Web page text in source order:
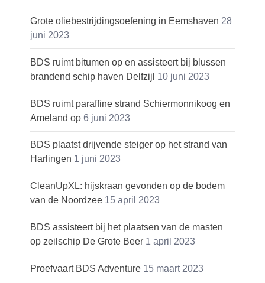
Grote oliebestrijdingsoefening in Eemshaven 28
juni 2023
BDS ruimt bitumen op en assisteert bij blussen
brandend schip haven Delfzijl 10 juni 2023
BDS ruimt paraffine strand Schiermonnikoog en
Ameland op 6 juni 2023
BDS plaatst drijvende steiger op het strand van
Harlingen 1 juni 2023
CleanUpXL: hijskraan gevonden op de bodem
van de Noordzee 15 april 2023
BDS assisteert bij het plaatsen van de masten
op zeilschip De Grote Beer 1 april 2023
Proefvaart BDS Adventure 15 maart 2023